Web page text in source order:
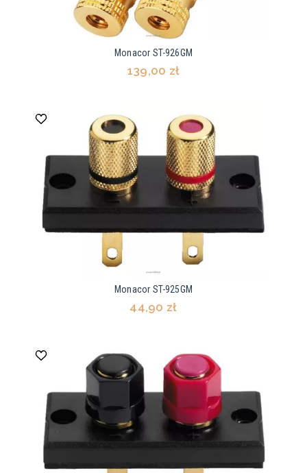
Monacor ST-926GM
139,00 zł
Monacor ST-925GM
44,90 zł